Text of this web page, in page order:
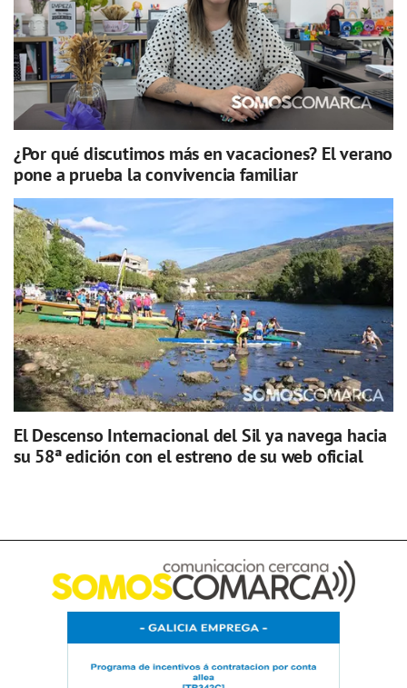
¿Por qué discutimos más en vacaciones? El verano
pone a prueba la convivencia familiar
El Descenso Internacional del Sil ya navega hacia
su 58ª edición con el estreno de su web oficial